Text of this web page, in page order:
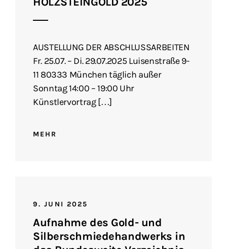
AUSTELLUNG DER ABSCHLUSSARBEITEN
Fr. 25.07. – Di. 29.07.2025 Luisenstraße 9-
11 80333 München täglich außer
Sonntag 14:00 – 19:00 Uhr
Künstlervortrag […]
MEHR
9. JUNI 2025
Aufnahme des Gold- und
Silberschmiedehandwerks in